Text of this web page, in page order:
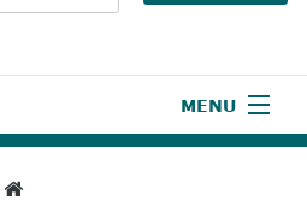
MENU